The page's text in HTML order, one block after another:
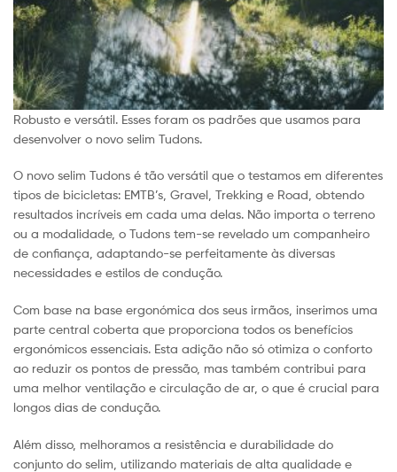
Robusto e versátil. Esses foram os padrões que usamos para
desenvolver o novo selim Tudons.
O novo selim Tudons é tão versátil que o testamos em diferentes
tipos de bicicletas: EMTB’s, Gravel, Trekking e Road, obtendo
resultados incríveis em cada uma delas. Não importa o terreno
ou a modalidade, o Tudons tem-se revelado um companheiro
de confiança, adaptando-se perfeitamente às diversas
necessidades e estilos de condução.
Com base na base ergonómica dos seus irmãos, inserimos uma
parte central coberta que proporciona todos os benefícios
ergonómicos essenciais. Esta adição não só otimiza o conforto
ao reduzir os pontos de pressão, mas também contribui para
uma melhor ventilação e circulação de ar, o que é crucial para
longos dias de condução.
Além disso, melhoramos a resistência e durabilidade do
conjunto do selim, utilizando materiais de alta qualidade e